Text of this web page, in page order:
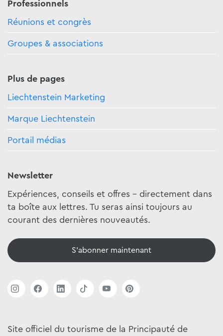
Professionnels
Réunions et congrès
Groupes & associations
Plus de pages
Liechtenstein Marketing
Marque Liechtenstein
Portail médias
Newsletter
Expériences, conseils et offres - directement dans
ta boîte aux lettres. Tu seras ainsi toujours au
courant des dernières nouveautés.
S'abonner maintenant
Site officiel du tourisme de la Principauté de